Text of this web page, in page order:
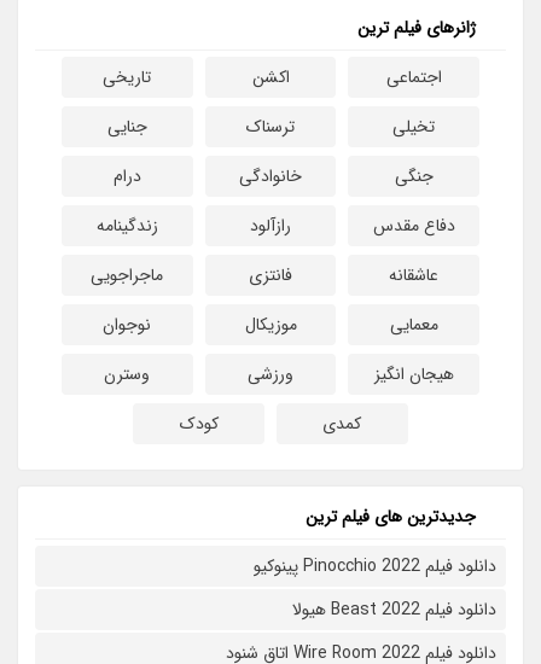
ژانرهای فیلم ترین
اجتماعی
اکشن
تاریخی
تخیلی
ترسناک
جنایی
جنگی
خانوادگی
درام
دفاع مقدس
رازآلود
زندگینامه
عاشقانه
فانتزی
ماجراجویی
معمایی
موزیکال
نوجوان
هیجان انگیز
ورزشی
وسترن
کمدی
کودک
جدیدترین های فیلم ترین
دانلود فیلم Pinocchio 2022 پینوکیو
دانلود فیلم Beast 2022 هیولا
دانلود فیلم Wire Room 2022 اتاق شنود